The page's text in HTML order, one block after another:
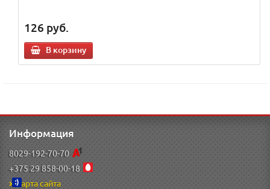
126 руб.
В корзину
Информация
8029-192-70-70
+375 29 858-00-18
Карта сайта